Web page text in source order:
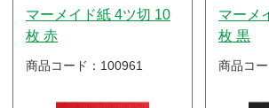
マーメイド紙 4ツ切 10
枚 赤
商品コード：100961
マーメ
枚 黒
商品コ